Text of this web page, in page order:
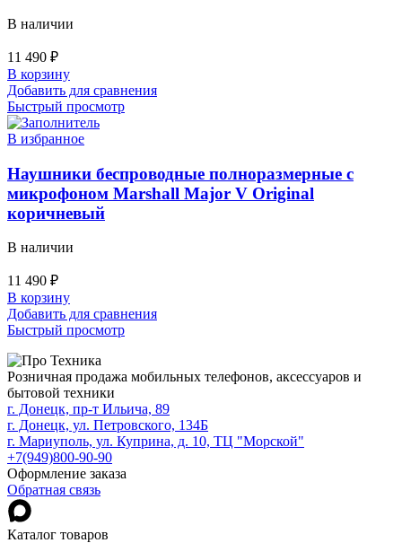
В наличии
11 490 ₽
В корзину
Добавить для сравнения
Быстрый просмотр
В избранное
Наушники беспроводные полноразмерные с
микрофоном Marshall Major V Original
коричневый
В наличии
11 490 ₽
В корзину
Добавить для сравнения
Быстрый просмотр
Розничная продажа мобильных телефонов, аксессуаров и
бытовой техники
г. Донецк, пр-т Ильича, 89
г. Донецк, ул. Петровского, 134Б
г. Мариуполь, ул. Куприна, д. 10, ТЦ "Морской"
+7(949)800-90-90
Оформление заказа
Обратная связь
Каталог товаров